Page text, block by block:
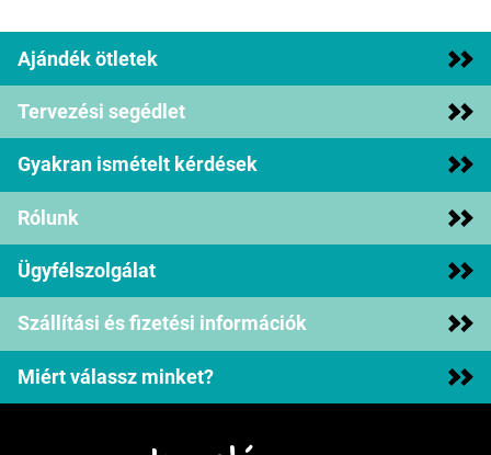
Ajándék ötletek
Tervezési segédlet
Gyakran ismételt kérdések
Rólunk
Ügyfélszolgálat
Szállítási és fizetési információk
Miért válassz minket?